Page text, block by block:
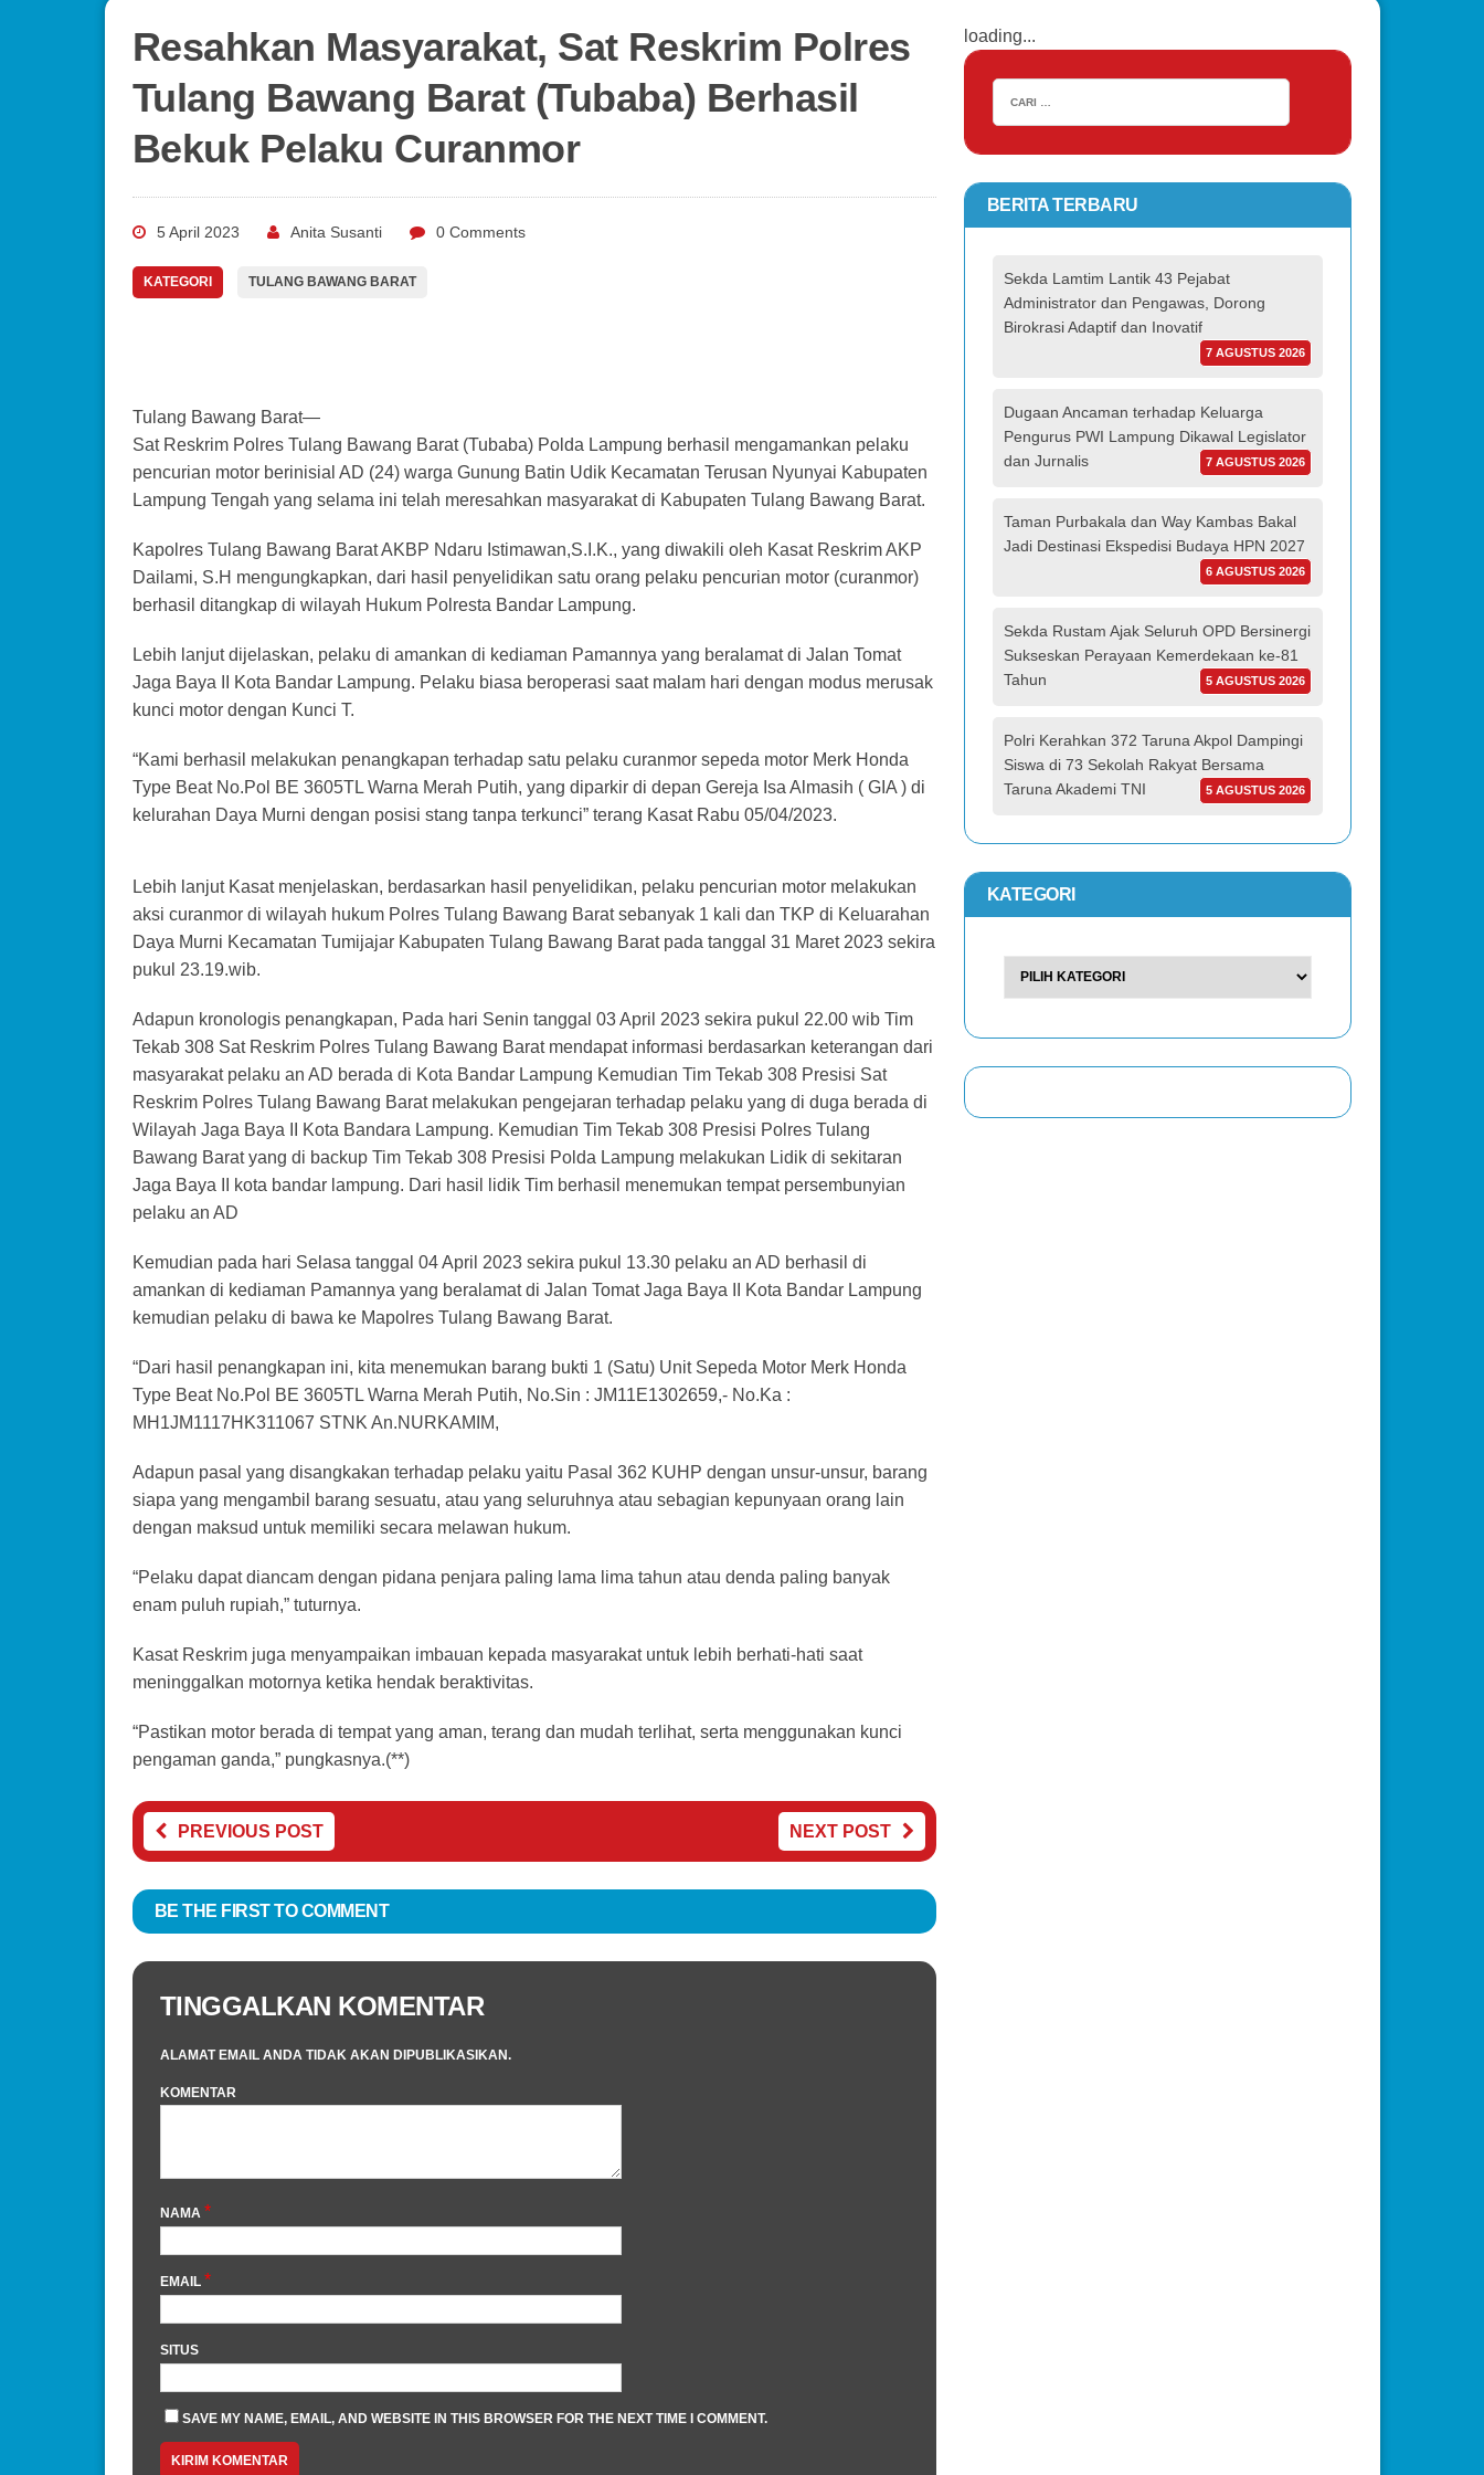
Resahkan Masyarakat, Sat Reskrim Polres
Tulang Bawang Barat (Tubaba) Berhasil
Bekuk Pelaku Curanmor
5 April 2023 Anita Susanti 0 Comments
KATEGORI TULANG BAWANG BARAT
Tulang Bawang Barat—
Sat Reskrim Polres Tulang Bawang Barat (Tubaba) Polda Lampung berhasil mengamankan pelaku
pencurian motor berinisial AD (24) warga Gunung Batin Udik Kecamatan Terusan Nyunyai Kabupaten
Lampung Tengah yang selama ini telah meresahkan masyarakat di Kabupaten Tulang Bawang Barat.
Kapolres Tulang Bawang Barat AKBP Ndaru Istimawan,S.I.K., yang diwakili oleh Kasat Reskrim AKP
Dailami, S.H mengungkapkan, dari hasil penyelidikan satu orang pelaku pencurian motor (curanmor)
berhasil ditangkap di wilayah Hukum Polresta Bandar Lampung.
Lebih lanjut dijelaskan, pelaku di amankan di kediaman Pamannya yang beralamat di Jalan Tomat
Jaga Baya II Kota Bandar Lampung. Pelaku biasa beroperasi saat malam hari dengan modus merusak
kunci motor dengan Kunci T.
“Kami berhasil melakukan penangkapan terhadap satu pelaku curanmor sepeda motor Merk Honda
Type Beat No.Pol BE 3605TL Warna Merah Putih, yang diparkir di depan Gereja Isa Almasih ( GIA ) di
kelurahan Daya Murni dengan posisi stang tanpa terkunci” terang Kasat Rabu 05/04/2023.
Lebih lanjut Kasat menjelaskan, berdasarkan hasil penyelidikan, pelaku pencurian motor melakukan
aksi curanmor di wilayah hukum Polres Tulang Bawang Barat sebanyak 1 kali dan TKP di Keluarahan
Daya Murni Kecamatan Tumijajar Kabupaten Tulang Bawang Barat pada tanggal 31 Maret 2023 sekira
pukul 23.19.wib.
Adapun kronologis penangkapan, Pada hari Senin tanggal 03 April 2023 sekira pukul 22.00 wib Tim
Tekab 308 Sat Reskrim Polres Tulang Bawang Barat mendapat informasi berdasarkan keterangan dari
masyarakat pelaku an AD berada di Kota Bandar Lampung Kemudian Tim Tekab 308 Presisi Sat
Reskrim Polres Tulang Bawang Barat melakukan pengejaran terhadap pelaku yang di duga berada di
Wilayah Jaga Baya II Kota Bandara Lampung. Kemudian Tim Tekab 308 Presisi Polres Tulang
Bawang Barat yang di backup Tim Tekab 308 Presisi Polda Lampung melakukan Lidik di sekitaran
Jaga Baya II kota bandar lampung. Dari hasil lidik Tim berhasil menemukan tempat persembunyian
pelaku an AD
Kemudian pada hari Selasa tanggal 04 April 2023 sekira pukul 13.30 pelaku an AD berhasil di
amankan di kediaman Pamannya yang beralamat di Jalan Tomat Jaga Baya II Kota Bandar Lampung
kemudian pelaku di bawa ke Mapolres Tulang Bawang Barat.
“Dari hasil penangkapan ini, kita menemukan barang bukti 1 (Satu) Unit Sepeda Motor Merk Honda
Type Beat No.Pol BE 3605TL Warna Merah Putih, No.Sin : JM11E1302659,- No.Ka :
MH1JM1117HK311067 STNK An.NURKAMIM,
Adapun pasal yang disangkakan terhadap pelaku yaitu Pasal 362 KUHP dengan unsur-unsur, barang
siapa yang mengambil barang sesuatu, atau yang seluruhnya atau sebagian kepunyaan orang lain
dengan maksud untuk memiliki secara melawan hukum.
“Pelaku dapat diancam dengan pidana penjara paling lama lima tahun atau denda paling banyak
enam puluh rupiah,” tuturnya.
Kasat Reskrim juga menyampaikan imbauan kepada masyarakat untuk lebih berhati-hati saat
meninggalkan motornya ketika hendak beraktivitas.
“Pastikan motor berada di tempat yang aman, terang dan mudah terlihat, serta menggunakan kunci
pengaman ganda,” pungkasnya.(**)
PREVIOUS POST NEXT POST
BE THE FIRST TO COMMENT
TINGGALKAN KOMENTAR
ALAMAT EMAIL ANDA TIDAK AKAN DIPUBLIKASIKAN.
KOMENTAR
NAMA *
EMAIL *
SITUS
SAVE MY NAME, EMAIL, AND WEBSITE IN THIS BROWSER FOR THE NEXT TIME I COMMENT.
loading...
BERITA TERBARU
Sekda Lamtim Lantik 43 Pejabat
Administrator dan Pengawas, Dorong
Birokrasi Adaptif dan Inovatif
7 AGUSTUS 2026
Dugaan Ancaman terhadap Keluarga
Pengurus PWI Lampung Dikawal Legislator
dan Jurnalis
7 AGUSTUS 2026
Taman Purbakala dan Way Kambas Bakal
Jadi Destinasi Ekspedisi Budaya HPN 2027
6 AGUSTUS 2026
Sekda Rustam Ajak Seluruh OPD Bersinergi
Sukseskan Perayaan Kemerdekaan ke-81
Tahun
5 AGUSTUS 2026
Polri Kerahkan 372 Taruna Akpol Dampingi
Siswa di 73 Sekolah Rakyat Bersama
Taruna Akademi TNI
5 AGUSTUS 2026
KATEGORI